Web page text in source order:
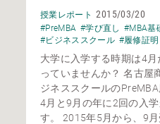
授業レポート 2015/03/20
#PreMBA #学び直し #MBA基
#ビジネススクール #履修証明
大学に入学する時期は4月
っていませんか？ 名古屋
ジネススクールの
4月と9月の年に2回の入学
す。 2015年5月から、9